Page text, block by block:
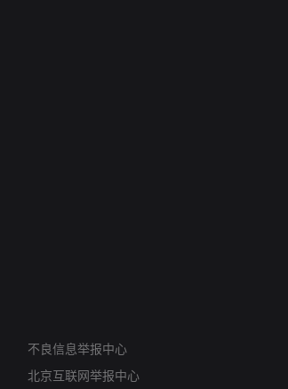
不良信息举报中心
北京互联网举报中心
亚运会举报专区